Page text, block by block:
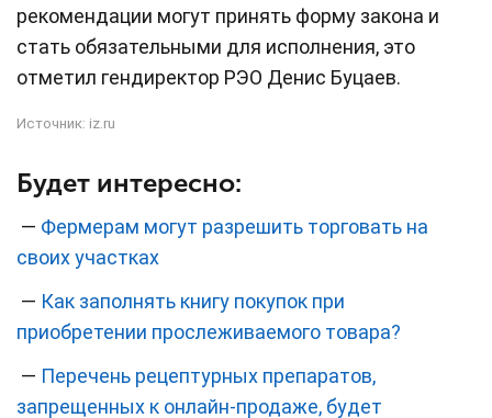
рекомендации могут принять форму закона и
стать обязательными для исполнения, это
отметил гендиректор РЭО Денис Буцаев.
Источник: iz.ru
Будет интересно:
— Фермерам могут разрешить торговать на
своих участках
— Как заполнять книгу покупок при
приобретении прослеживаемого товара?
— Перечень рецептурных препаратов,
запрещенных к онлайн-продаже, будет